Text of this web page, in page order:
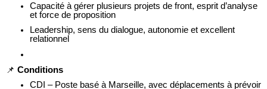
Capacité à gérer plusieurs projets de front, esprit d’analyse
et force de proposition
Leadership, sens du dialogue, autonomie et excellent
relationnel
📌 Conditions
CDI – Poste basé à Marseille, avec déplacements à prévoir